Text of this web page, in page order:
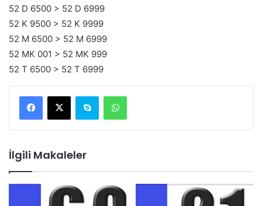
52 D 6500 > 52 D 6999
52 K 9500 > 52 K 9999
52 M 6500 > 52 M 6999
52 MK 001 > 52 MK 999
52 T 6500 > 52 T 6999
Skype WhatsApp
İlgili Makaleler